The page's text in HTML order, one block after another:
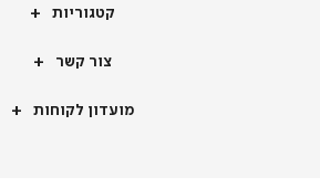
קטגוריותקטגוריות
צור
צור קשר
מועדון
מועדון לקוחות